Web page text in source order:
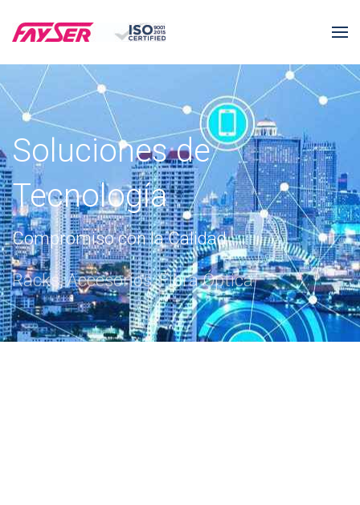
Soluciones de
Tecnología
Compromiso con la Calidad
Racks, Accesorios, Fibra Óptica